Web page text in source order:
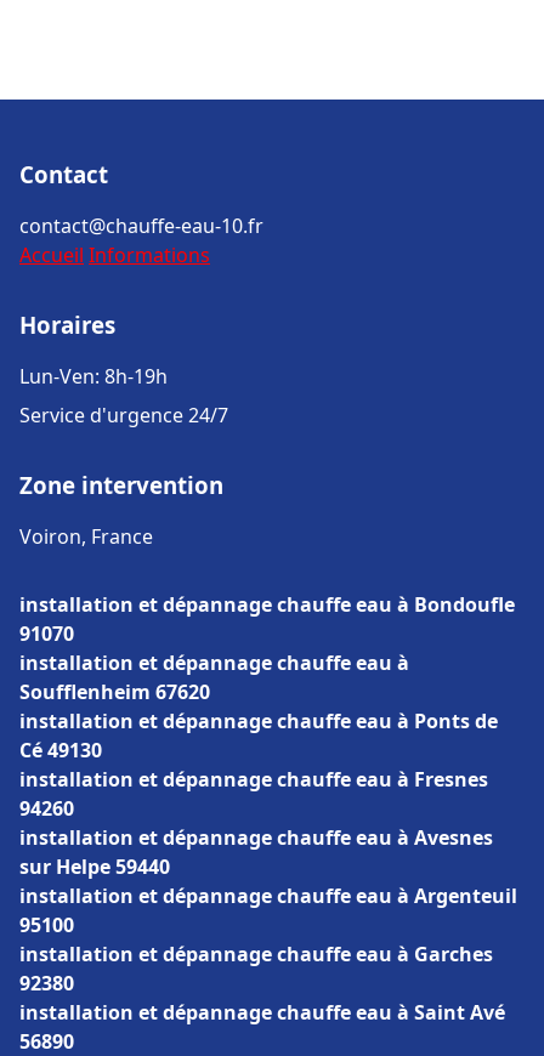
Contact
contact@chauffe-eau-10.fr
Accueil Informations
Horaires
Lun-Ven: 8h-19h
Service d'urgence 24/7
Zone intervention
Voiron, France
installation et dépannage chauffe eau à Bondoufle
91070
installation et dépannage chauffe eau à
Soufflenheim 67620
installation et dépannage chauffe eau à Ponts de
Cé 49130
installation et dépannage chauffe eau à Fresnes
94260
installation et dépannage chauffe eau à Avesnes
sur Helpe 59440
installation et dépannage chauffe eau à Argenteuil
95100
installation et dépannage chauffe eau à Garches
92380
installation et dépannage chauffe eau à Saint Avé
56890